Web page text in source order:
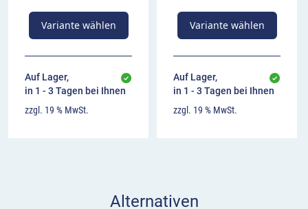
Variante wählen
Auf Lager,
in 1 - 3 Tagen bei Ihnen
zzgl. 19 % MwSt.
Variante wählen
Auf Lager,
in 1 - 3 Tagen bei Ihnen
zzgl. 19 % MwSt.
Alternativen